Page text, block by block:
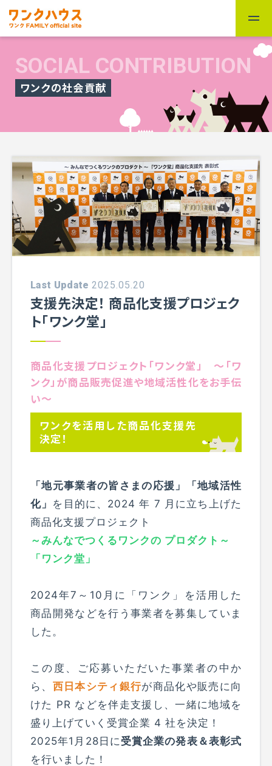
SOCIAL CONTRIBUTION
ワンクの社会貢献
Last Update 2025.05.20
支援先決定！ 商品化支援プロジェク
ト「ワンク堂」
商品化支援プロジェクト「ワンク堂」 ～「ワ
ンク」が商品販売促進や地域活性化をお手伝
い～
ワンクを活用した商品化支援先
決定！
「地元事業者の皆さまの応援」「地域活性
化」 を目的に、2024 年 7 月に立ち上げた
商品化支援プロジェクト
～みんなでつくるワンクの プロダクト～
「ワンク堂」
2024年7～10月に「ワンク」を活用した
商品開発などを行う事業者を募集していま
した。
この度、ご応募いただいた事業者の中か
ら、 西日本シティ銀行が商品化や販売に向
けた PR などを伴走支援し、一緒に地域を
盛り上げていく受賞企業 4 社を決定！
2025年1月28日に 受賞企業の発表＆表彰式
を行いました！